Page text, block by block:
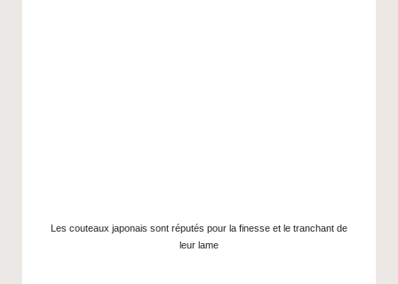
Les couteaux japonais sont réputés pour la finesse et le tranchant de
leur lame